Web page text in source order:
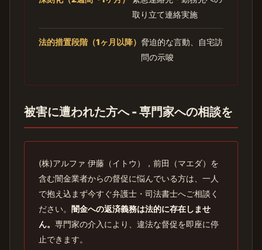
取り立て連絡実施
法的措置段階（1ヶ月以降） 脅迫的な言動、自宅訪
問の示唆
被害に遭われた方へ - 専門家への相談を
(株)アルファ 伊藤（イトウ），前田（マエダ）を
含む闇金業者からの督促に悩んでいる方は、一人
で抱え込まず今すぐ弁護士・司法書士へご相談く
ださい。 闇金への返済義務は法的に存在しませ
ん。 専門家の介入により、違法な督促を即座に停
止できます。